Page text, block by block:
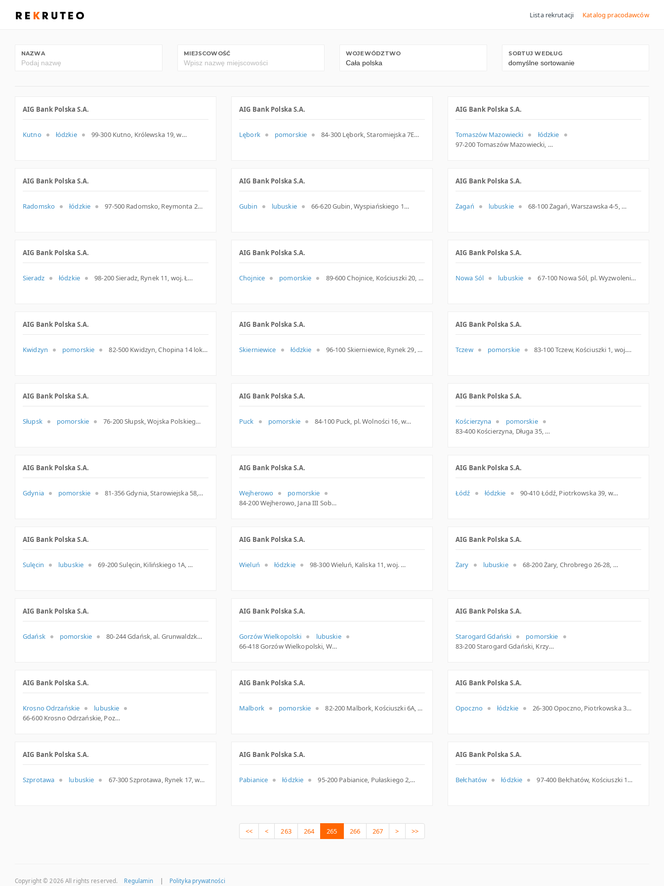
Lista rekrutacji Katalog pracodawców
NAZWA MIEJSCOWOŚĆ WOJEWÓDZTWO SORTUJ WEDŁUG
AIG Bank Polska S.A.
Kutno łódzkie 99-300 Kutno, Królewska 19, woj. Łódzkie, pow. Kutnowski, gm. Kutno
AIG Bank Polska S.A.
Lębork pomorskie 84-300 Lębork, Staromiejska 7E, woj. Pomorskie, pow. Lęborski, gm. Lębork
AIG Bank Polska S.A.
Tomaszów Mazowiecki
łódzkie
97-200 Tomaszów Mazowiecki, św. Antoniego 14, woj. Łódzkie, pow. Tomaszowski, gm. Tomaszów Mazowiecki
AIG Bank Polska S.A.
Radomsko łódzkie 97-500 Radomsko, Reymonta 2, woj. Łódzkie, pow. Radomszczański, gm. Radomsko
AIG Bank Polska S.A.
Gubin lubuskie 66-620 Gubin, Wyspiańskiego 1, woj. Lubuskie, pow. Krośnieński, gm. Gubin
AIG Bank Polska S.A.
Żagań lubuskie 68-100 Żagań, Warszawska 4-5, woj. Lubuskie, pow. Żagański, gm. Żagań
AIG Bank Polska S.A.
Sieradz łódzkie 98-200 Sieradz, Rynek 11, woj. Łódzkie, pow. Sieradzki, gm. Sieradz
AIG Bank Polska S.A.
Chojnice pomorskie 89-600 Chojnice, Kościuszki 20, woj. Pomorskie, pow. Chojnicki, gm. Chojnice
AIG Bank Polska S.A.
Nowa Sól lubuskie 67-100 Nowa Sól, pl. Wyzwolenia 9/5, woj. Lubuskie, pow. Nowosolski, gm. Nowa Sól
AIG Bank Polska S.A.
Kwidzyn pomorskie 82-500 Kwidzyn, Chopina 14 lok. 1, woj. Pomorskie, pow. Kwidzyński, gm. Kwidzyn
AIG Bank Polska S.A.
Skierniewice łódzkie 96-100 Skierniewice, Rynek 29, woj. Łódzkie, pow. Skierniewice, gm. Skierniewice
AIG Bank Polska S.A.
Tczew pomorskie 83-100 Tczew, Kościuszki 1, woj. Pomorskie, pow. Tczewski, gm. Tczew
AIG Bank Polska S.A.
Słupsk pomorskie 76-200 Słupsk, Wojska Polskiego 41/42, woj. Pomorskie, pow. Słupsk, gm. Słupsk
AIG Bank Polska S.A.
Puck pomorskie 84-100 Puck, pl. Wolności 16, woj. Pomorskie, pow. Pucki, gm. Puck
AIG Bank Polska S.A.
Kościerzyna
pomorskie
83-400 Kościerzyna, Długa 35, woj. Pomorskie, pow. Kościerski, gm. Kościerzyna
AIG Bank Polska S.A.
Gdynia pomorskie 81-356 Gdynia, Starowiejska 58, woj. Pomorskie, pow. Gdynia, gm. Gdynia
AIG Bank Polska S.A.
Wejherowo
pomorskie
84-200 Wejherowo, Jana III Sobieskiego 258, woj. Pomorskie, pow. Wejherowski, gm. Wejherowo
AIG Bank Polska S.A.
Łódź łódzkie 90-410 Łódź, Piotrkowska 39, woj. Łódzkie, pow. Łódź, gm. Łódź
AIG Bank Polska S.A.
Sulęcin lubuskie 69-200 Sulęcin, Kilińskiego 1A, woj. Lubuskie, pow. Sulęciński, gm. Sulęcin
AIG Bank Polska S.A.
Wieluń łódzkie 98-300 Wieluń, Kaliska 11, woj. Łódzkie, pow. Wieluński, gm. Wieluń
AIG Bank Polska S.A.
Żary lubuskie 68-200 Żary, Chrobrego 26-28, woj. Lubuskie, pow. Żarski, gm. Żary
AIG Bank Polska S.A.
Gdańsk pomorskie 80-244 Gdańsk, al. Grunwaldzka 83-85, woj. Pomorskie, pow. Gdańsk, gm. Gdańsk
AIG Bank Polska S.A.
Gorzów Wielkopolski
lubuskie
66-418 Gorzów Wielkopolski, Wodna 13-14, woj. Lubuskie, pow. Gorzów Wielkopolski, gm. Gorzów Wielkopolski
AIG Bank Polska S.A.
Starogard Gdański
pomorskie
83-200 Starogard Gdański, Krzywa 2 lok. 1, woj. Pomorskie, pow. Starogardzki, gm. Starogard Gdański
AIG Bank Polska S.A.
Krosno Odrzańskie
lubuskie
66-600 Krosno Odrzańskie, Poznańska 19a, woj. Lubuskie, pow. Krośnieński, gm. Krosno Odrzańskie
AIG Bank Polska S.A.
Malbork pomorskie 82-200 Malbork, Kościuszki 6A, woj. Pomorskie, pow. Malborski, gm. Malbork
AIG Bank Polska S.A.
Opoczno łódzkie 26-300 Opoczno, Piotrkowska 3, woj. Łódzkie, pow. Opoczyński, gm. Opoczno
AIG Bank Polska S.A.
Szprotawa lubuskie 67-300 Szprotawa, Rynek 17, woj. Lubuskie, pow. Żagański, gm. Szprotawa
AIG Bank Polska S.A.
Pabianice łódzkie 95-200 Pabianice, Pułaskiego 2, woj. Łódzkie, pow. Pabianicki, gm. Pabianice
AIG Bank Polska S.A.
Bełchatów łódzkie 97-400 Bełchatów, Kościuszki 12, woj. Łódzkie, pow. Bełchatowski, gm. Bełchatów
<< < 263 264 265 266 267 > >>
Copyright © 2026 All rights reserved. Regulamin Polityka prywatności